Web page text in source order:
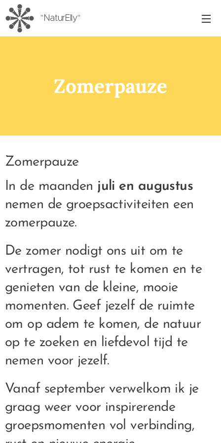
"NaturElly"
Zomerpauze
Zomerpauze 🌿
In de maanden juli en augustus
nemen de groepsactiviteiten een
zomerpauze.
De zomer nodigt ons uit om te
vertragen, tot rust te komen en te
genieten van de kleine, mooie
momenten. Geef jezelf de ruimte
om op adem te komen, de natuur
op te zoeken en liefdevol tijd te
nemen voor jezelf.
Vanaf september verwelkom ik je
graag weer voor inspirerende
groepsmomenten vol verbinding,